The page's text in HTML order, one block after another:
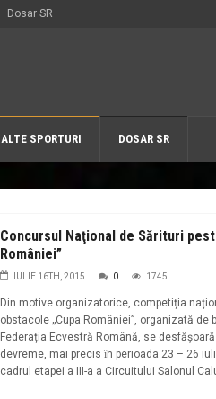
Dosar SR
ALTE SPORTURI DOSAR SR
Concursul Naţional de Sărituri
României”
IULIE 16TH, 2015 0 1745
Din motive organizatorice, competiția
obstacole „Cupa României”, organizată de
Federația Ecvestră Română, se
devreme, mai precis ȋn perioada 23 – 26
cadrul etapei a III-a a Circuitului Salonul